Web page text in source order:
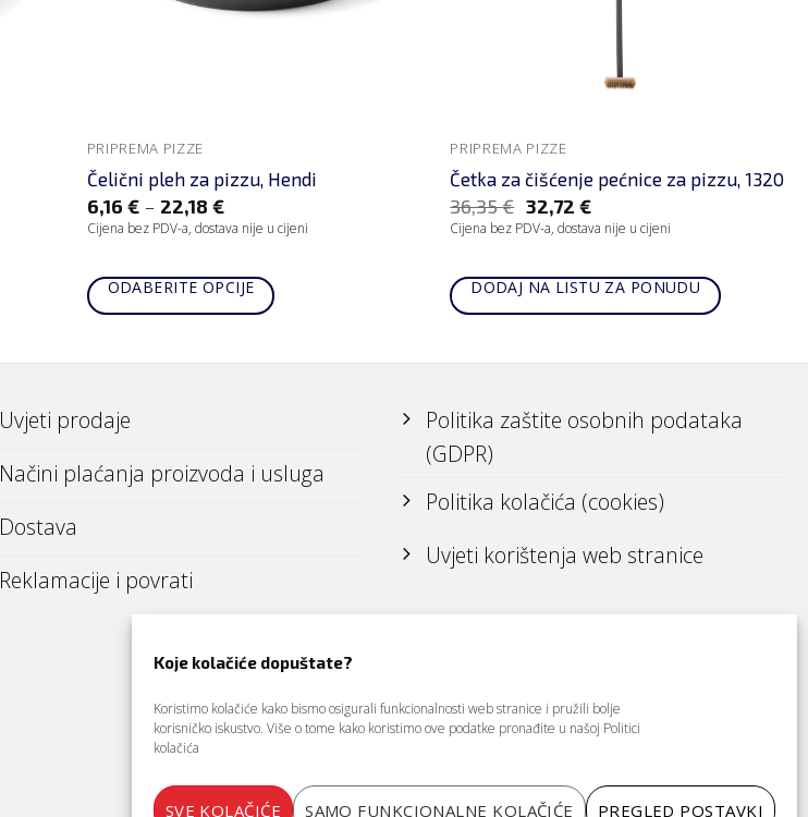
Koje kolačiće dopuštate?
Koristimo kolačiće kako bismo osigurali funkcionalnosti web stranice i pružili bolje
korisničko iskustvo. Više o tome kako koristimo ove podatke pronađite u našoj Politici
kolačića
SVE KOLAČIĆE SAMO FUNKCIONALNE KOLAČIĆE PREGLED POSTAVKI
PRIPREMA PIZZE
Čelični pleh za pizzu, Hendi
6,16 €– 22,18 €
Cijena bez PDV-a, dostava nije u cijeni
ODABERITE OPCIJE
PRIPREMA PIZZE
Četka za čišćenje pećnice za pizzu, 1320
36,35€ 32,72 €
Cijena bez PDV-a, dostava nije u cijeni
DODAJ NA LISTU ZA PONUDU
Uvjeti prodaje
Načini plaćanja proizvoda i usluga
Dostava
Reklamacije i povrati
Politika zaštite osobnih podataka
(GDPR)
Politika kolačića (cookies)
Uvjeti korištenja web stranice